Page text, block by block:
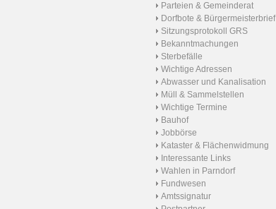
Parteien & Gemeinderat
Dorfbote & Bürgermeisterbrief
Sitzungsprotokoll GRS
Bekanntmachungen
Sterbefälle
Wichtige Adressen
Abwasser und Kanalisation
Müll & Sammelstellen
Wichtige Termine
Bauhof
Jobbörse
Kataster & Flächenwidmung
Interessante Links
Wahlen in Parndorf
Fundwesen
Amtssignatur